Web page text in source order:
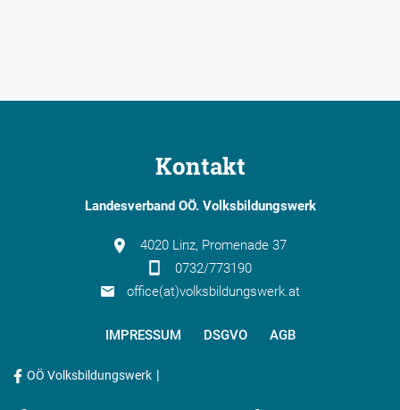
Kontakt
Landesverband OÖ. Volksbildungswerk
4020 Linz, Promenade 37
0732/773190
office(at)volksbildungswerk.at
IMPRESSUM DSGVO AGB
OÖ Volksbildungswerk |